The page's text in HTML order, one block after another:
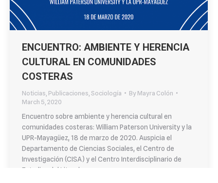
ENCUENTRO: AMBIENTE Y HERENCIA
CULTURAL EN COMUNIDADES
COSTERAS
Noticias Publicaciones Sociología ByMayra Colón
March 5, 2020
Encuentro sobre ambiente y herencia cultural en
comunidades costeras: William Paterson University y la
UPR-Mayagüez, 18 de marzo de 2020. Auspicia el
Departamento de Ciencias Sociales, el Centro de
Investigación (CISA) y el Centro Interdisciplinario de
Estudios del Litoral.